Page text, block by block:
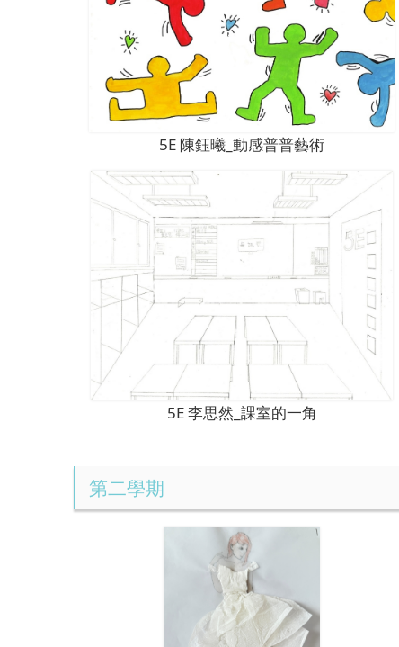
5E 陳鈺曦_動感普普藝術
5E 李思然_課室的一角
第二學期